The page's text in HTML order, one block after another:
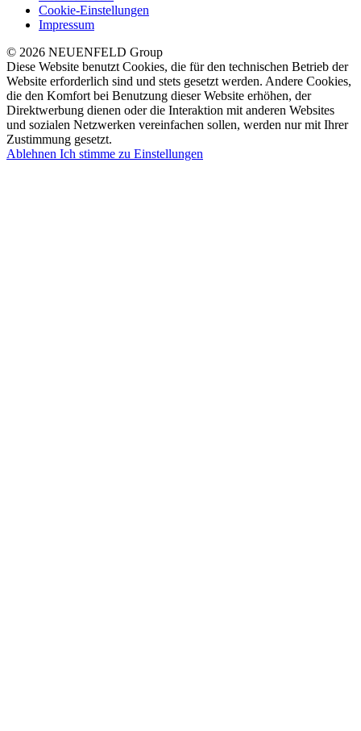
Cookie-Einstellungen
Impressum
© 2026 NEUENFELD Group
Diese Website benutzt Cookies, die für den technischen Betrieb der
Website erforderlich sind und stets gesetzt werden. Andere Cookies,
die den Komfort bei Benutzung dieser Website erhöhen, der
Direktwerbung dienen oder die Interaktion mit anderen Websites
und sozialen Netzwerken vereinfachen sollen, werden nur mit Ihrer
Zustimmung gesetzt.
Ablehnen Ich stimme zu Einstellungen